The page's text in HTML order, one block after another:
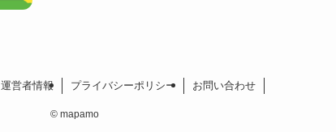
運営者情報 プライバシーポリシー お問い合わせ
© mapamo